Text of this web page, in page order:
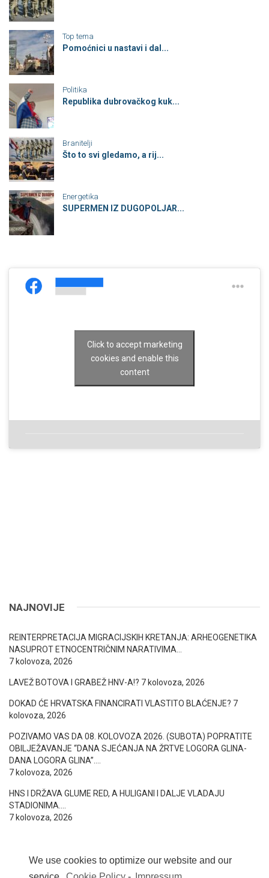
We use cookies to optimize our website and our
Top tema
Pomoćnici u nastavi i dal...
Politika
Republika dubrovačkog kuk...
Branitelji
Što to svi gledamo, a rij...
Energetika
SUPERMEN IZ DUGOPOLJAR...
Click to accept marketing
cookies and enable this
content
NAJNOVIJE
REINTERPRETACIJA MIGRACIJSKIH KRETANJA: ARHEOGENETIKA
NASUPROT ETNOCENTRIČNIM NARATIVIMA…
7 kolovoza, 2026
LAVEŽ BOTOVA I GRABEŽ HNV-A!? 7 kolovoza, 2026
DOKAD ĆE HRVATSKA FINANCIRATI VLASTITO BLAĆENJE? 7
kolovoza, 2026
POZIVAMO VAS DA 08. KOLOVOZA 2026. (SUBOTA) POPRATITE
OBILJEŽAVANJE “DANA SJEĆANJA NA ŽRTVE LOGORA GLINA-
DANA LOGORA GLINA”….
7 kolovoza, 2026
HNS I DRŽAVA GLUME RED, A HULIGANI I DALJE VLADAJU
STADIONIMA….
7 kolovoza, 2026